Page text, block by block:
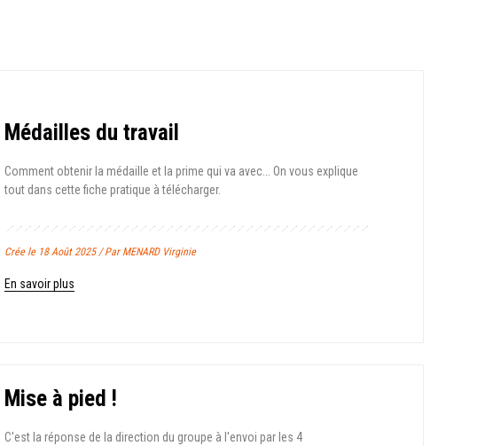
Médailles du travail
Comment obtenir la médaille et la prime qui va avec... On vous explique
tout dans cette fiche pratique à télécharger.
Crée le 18 Août 2025 / Par MENARD Virginie
En savoir plus
Mise à pied !
C'est la réponse de la direction du groupe à l'envoi par les 4